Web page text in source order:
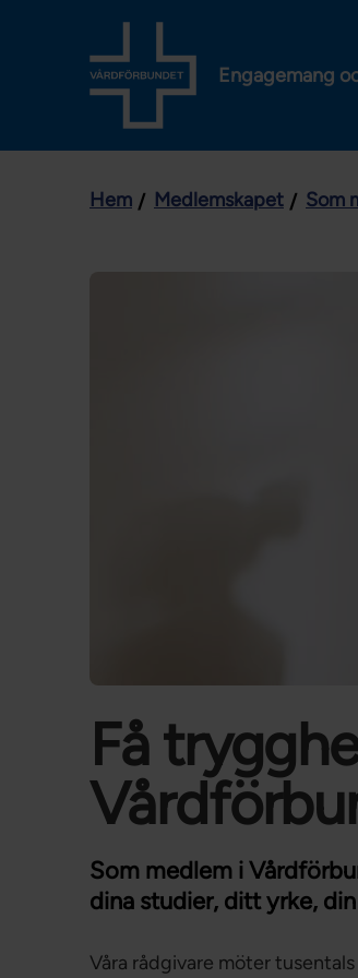
Engagemang
Hem Medlemskapet Som
Få
Som medlem i
dina studier, ditt yrke,
Våra rådgivare möter